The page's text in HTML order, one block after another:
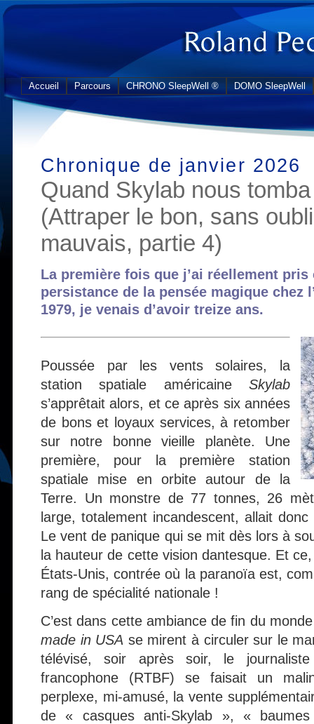
Accueil Parcours CHRONO SleepWell ® DOMO SleepWell
Chronique de janvier 2026
Quand Skylab nous
(Attraper le bon, sans
mauvais, partie 4)
La première fois que j’ai réellement pris
persistance de la pensée magique chez
1979, je venais d’avoir treize ans.
Poussée par les vents solaires, la
station spatiale américaine Skylab
s’apprêtait alors, et ce après six années
de bons et loyaux services, à retomber
sur notre bonne vieille planète. Une
première, pour la première station
spatiale mise en orbite autour de la
Terre. Un monstre de 77 tonnes, 26
large, totalement incandescent, allait
Le vent de panique qui se mit dès lors à
la hauteur de cette vision dantesque. Et
États-Unis, contrée où la paranoïa est,
rang de spécialité nationale !
C’est dans cette ambiance de fin du
made in USA se mirent à circuler sur le
télévisé, soir après soir, le
francophone (RTBF) se faisait un
perplexe, mi-amusé, la vente
de « casques anti-Skylab », «